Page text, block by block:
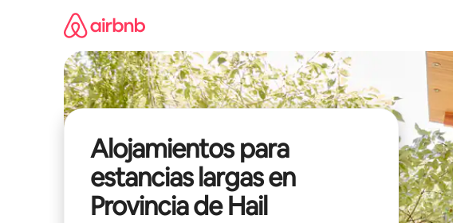
Alojamientos para
estancias largas en
Provincia de Hail